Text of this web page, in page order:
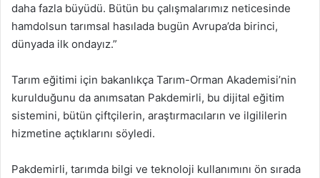
daha fazla büyüdü. Bütün bu çalışmalarımız neticesinde
hamdolsun tarımsal hasılada bugün Avrupa’da birinci,
dünyada ilk ondayız.”
Tarım eğitimi için bakanlıkça Tarım-Orman Akademisi’nin
kurulduğunu da anımsatan Pakdemirli, bu dijital eğitim
sistemini, bütün çiftçilerin, araştırmacıların ve ilgililerin
hizmetine açtıklarını söyledi.
Pakdemirli, tarımda bilgi ve teknoloji kullanımını ön sırada